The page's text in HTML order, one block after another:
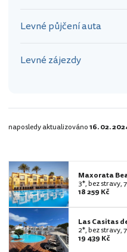
Levné půjčení auta
Levné zájezdy
naposledy aktualizováno16. 02.
Maxorata
3*, bez stravy,
18 259 Kč
Las Casitas
2*, bez stravy,
19 439 Kč